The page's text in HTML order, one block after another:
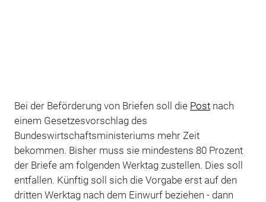
Bei der Beförderung von Briefen soll die Postnach
einem Gesetzesvorschlag des
Bundeswirtschaftsministeriums mehr Zeit
bekommen. Bisher muss sie mindestens 80 Prozent
der Briefe am folgenden Werktag zustellen. Dies soll
entfallen. Künftig soll sich die Vorgabe erst auf den
dritten Werktag nach dem Einwurf beziehen - dann